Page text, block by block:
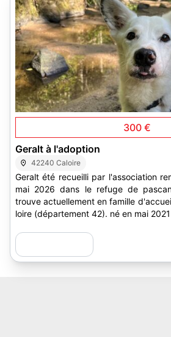
300 €
Geralt à l'adoption
42240 Caloire
Geralt été recueilli par l'association
mai 2026 dans le refuge de
trouve actuellement en famille
loire (département 42). né en mai